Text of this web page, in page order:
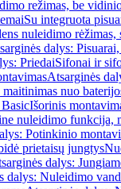
režimas, be
Su integruota
nuleidimo
dalys:
PriedaiSifonai ir
Atsarginės
nuo
Išorinis
nuleidimo funkcija,
Potinkinio
prietaisų jungtys
dalys:
dalys: Nuleidimo